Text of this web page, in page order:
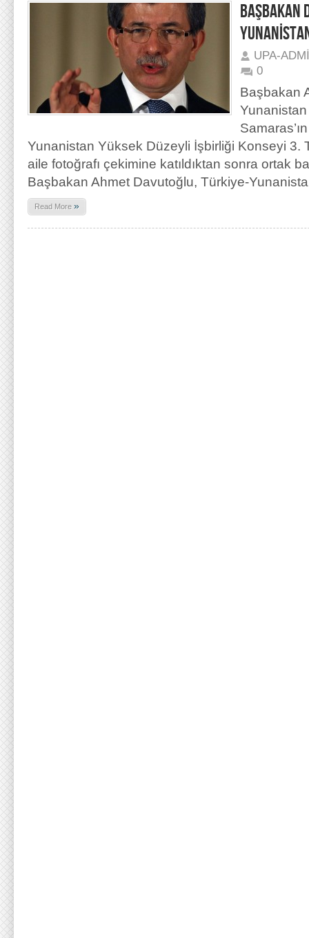
BAŞBAKAN
UPA-
0
Başbakan
Yunanistan Yüksek Düzeyli İşbirliği Konseyi 3.
aile fotoğrafı çekimine katıldıktan sonra ortak
Başbakan Ahmet Davutoğlu, Türkiye-
Read More »